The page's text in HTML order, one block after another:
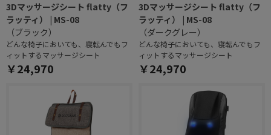
3Dマッサージシート flatty（フ
ラッティ） | MS-08
（ブラック）
どんな椅子においても、寝転んでもフ
ィットするマッサージシート
￥24,970
3Dマッサージシート flatty（フ
ラッティ） | MS-08
（ダークグレー）
どんな椅子においても、寝転んでもフ
ィットするマッサージシート
￥24,970